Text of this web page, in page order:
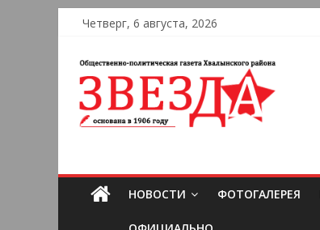
Четверг, 6 августа, 2026
НОВОСТИ ФОТОГАЛЕРЕЯ